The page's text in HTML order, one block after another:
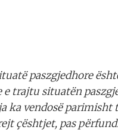
paszgjedhore
trajtu situatën
ka vendosë parimisht
çështjet, pas